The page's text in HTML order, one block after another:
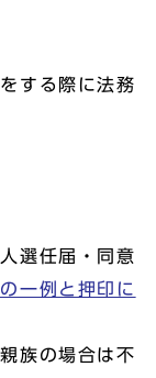
する際に法務
選任届・同意
一例と押印に
族の場合は不